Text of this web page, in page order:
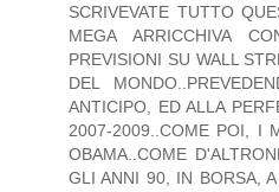
SCRIVEVATE TUTTO
MEGA ARRICCHIVA
PREVISIONI SU WALL
DEL
ANTICIPO, ED ALLA
2007-2009..COME POI, I
OBAMA..COME
GLI ANNI 90, IN BORSA,